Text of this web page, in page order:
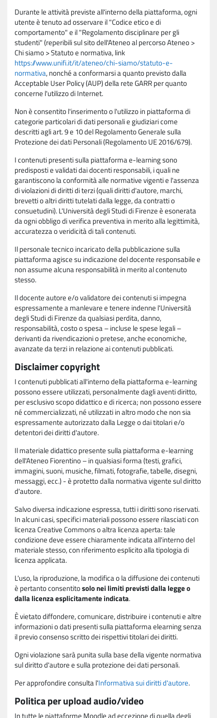
Durante le attività previste all'interno della piattaforma, ogni
utente è tenuto ad osservare il "Codice etico e di
comportamento" e il "Regolamento disciplinare per gli
studenti" (reperibili sul sito dell'Ateneo al percorso Ateneo >
Chi siamo > Statuto e normativa, link
https://www.unifi.it/it/ateneo/chi-siamo/statuto-e-
normativa, nonché a conformarsi a quanto previsto dalla
Acceptable User Policy (AUP) della rete GARR per quanto
concerne l'utilizzo di Internet.
Non è consentito l'inserimento o l'utilizzo in piattaforma di
categorie particolari di dati personali e giudiziari come
descritti agli art. 9 e 10 del Regolamento Generale sulla
Protezione dei dati Personali (Regolamento UE 2016/679).
I contenuti presenti sulla piattaforma e-learning sono
predisposti e validati dai docenti responsabili, i quali ne
garantiscono la conformità alle normative vigenti e l'assenza
di violazioni di diritti di terzi (quali diritti d'autore, marchi,
brevetti o altri diritti tutelati dalla legge, da contratti o
consuetudini). L'Università degli Studi di Firenze è esonerata
da ogni obbligo di verifica preventiva in merito alla legittimità,
accuratezza o veridicità di tali contenuti.
Il personale tecnico incaricato della pubblicazione sulla
piattaforma agisce su indicazione del docente responsabile e
non assume alcuna responsabilità in merito al contenuto
stesso.
Il docente autore e/o validatore dei contenuti si impegna
espressamente a manlevare e tenere indenne l'Università
degli Studi di Firenze da qualsiasi perdita, danno,
responsabilità, costo o spesa – incluse le spese legali –
derivanti da rivendicazioni o pretese, anche economiche,
avanzate da terzi in relazione ai contenuti pubblicati.
Disclaimer copyright
I contenuti pubblicati all'interno della piattaforma e-learning
possono essere utilizzati, personalmente dagli aventi diritto,
per esclusivo scopo didattico e di ricerca; non possono essere
né commercializzati, né utilizzati in altro modo che non sia
espressamente autorizzato dalla Legge o dai titolari e/o
detentori dei diritti d'autore.
Il materiale didattico presente sulla piattaforma e-learning
dell'Ateneo Fiorentino – in qualsiasi forma (testi, grafici,
immagini, suoni, musiche, filmati, fotografie, tabelle, disegni,
messaggi, ecc.) - è protetto dalla normativa vigente sul diritto
d'autore.
Salvo diversa indicazione espressa, tutti i diritti sono riservati.
In alcuni casi, specifici materiali possono essere rilasciati con
licenza Creative Commons o altra licenza aperta: tale
condizione deve essere chiaramente indicata all'interno del
materiale stesso, con riferimento esplicito alla tipologia di
licenza applicata.
L'uso, la riproduzione, la modifica o la diffusione dei contenuti
è pertanto consentitosolo nei limiti previsti dalla legge o
dalla licenza esplicitamente indicata.
È vietato diffondere, comunicare, distribuire i contenuti e altre
informazioni o dati presenti sulla piattaforma elearning senza
il previo consenso scritto dei rispettivi titolari dei diritti.
Ogni violazione sarà punita sulla base della vigente normativa
sul diritto d'autore e sulla protezione dei dati personali.
Per approfondire consulta l'Informativa sui diritti d'autore.
Politica per upload audio/video
In tutte le piattaforme Moodle ad eccezione di quella degli